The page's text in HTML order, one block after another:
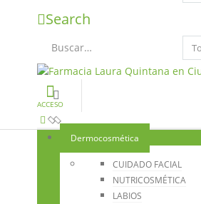
Search
ACCESO
Dermocosmética
CUIDADO FACIAL
NUTRICOSMÉTICA
LABIOS